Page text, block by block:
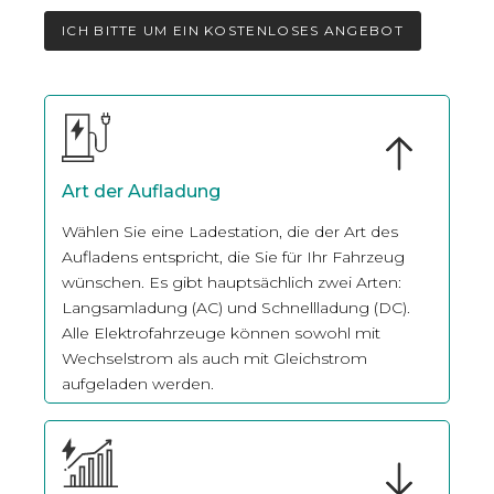
ICH BITTE UM EIN KOSTENLOSES ANGEBOT
Art der Aufladung
Wählen Sie eine Ladestation, die der Art des
Aufladens entspricht, die Sie für Ihr Fahrzeug
wünschen. Es gibt hauptsächlich zwei Arten:
Langsamladung (AC) und Schnellladung (DC).
Alle Elektrofahrzeuge können sowohl mit
Wechselstrom als auch mit Gleichstrom
aufgeladen werden.